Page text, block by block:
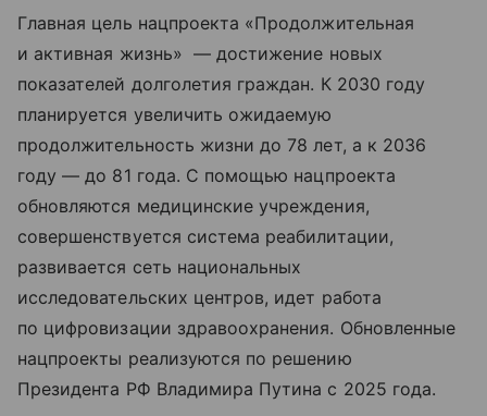
Главная цель нацпроекта «Продолжительная
и активная жизнь» — достижение новых
показателей долголетия граждан. К 2030 году
планируется увеличить ожидаемую
продолжительность жизни до 78 лет, а к 2036
году — до 81 года. С помощью нацпроекта
обновляются медицинские учреждения,
совершенствуется система реабилитации,
развивается сеть национальных
исследовательских центров, идет работа
по цифровизации здравоохранения. Обновленные
нацпроекты реализуются по решению
Президента РФ Владимира Путина с 2025 года.